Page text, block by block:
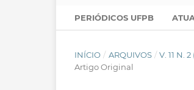
PERIÓDICOS UFPB
INÍCIO / ARQUIVOS / V. 11 N.
Artigo Original